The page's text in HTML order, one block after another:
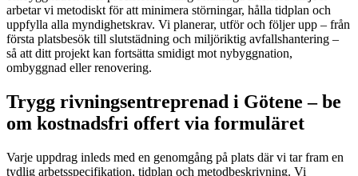
arbetar vi metodiskt för att minimera störningar, hålla tidplan och
uppfylla alla myndighetskrav. Vi planerar, utför och följer upp – från
första platsbesök till slutstädning och miljöriktig avfallshantering –
så att ditt projekt kan fortsätta smidigt mot nybyggnation,
ombyggnad eller renovering.
Trygg rivningsentreprenad i Götene – be
om kostnadsfri offert via formuläret
Varje uppdrag inleds med en genomgång på plats där vi tar fram en
tydlig arbetsspecifikation, tidplan och metodbeskrivning. Vi